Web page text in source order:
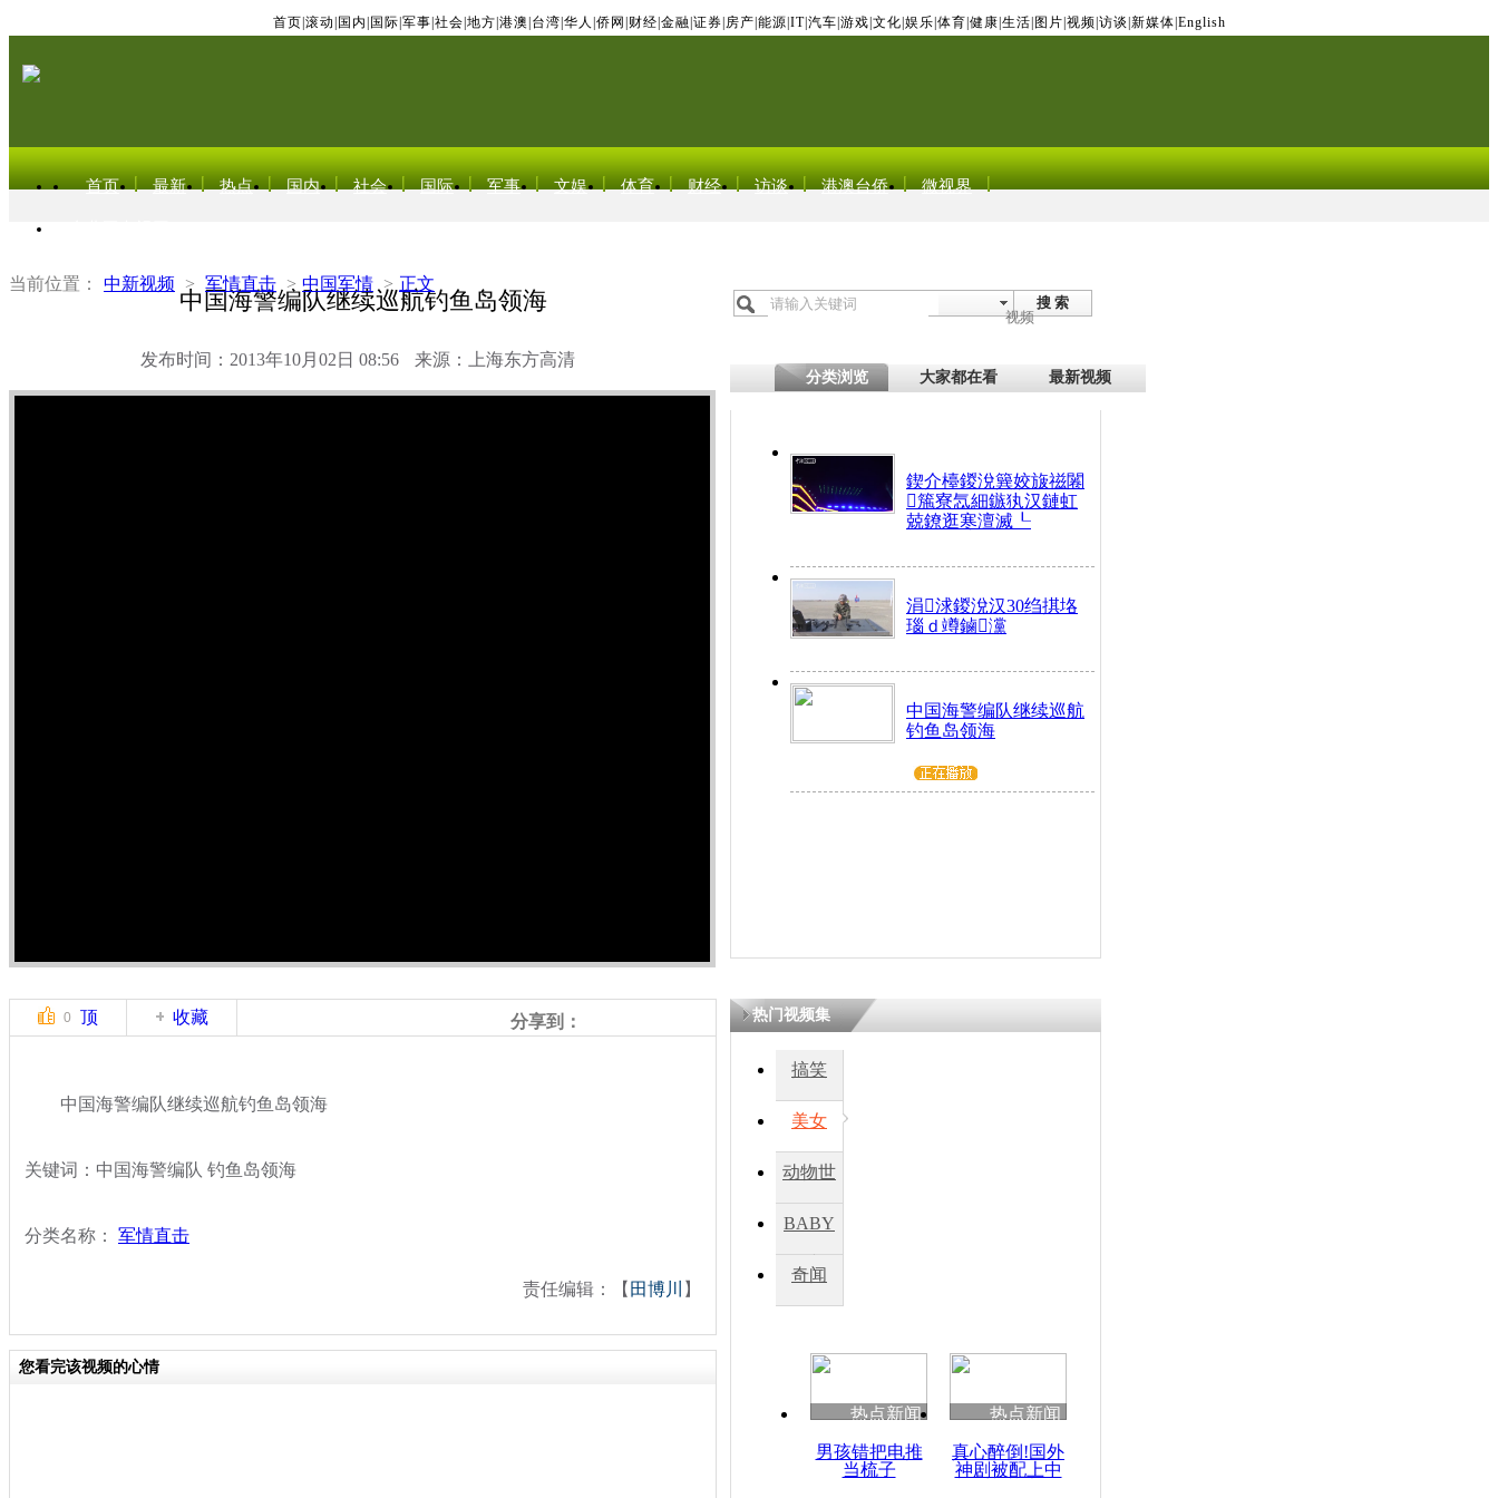
首页 滚动 国内 国际 军事 社会 地方 港澳 台湾 华人 侨网 财经 金融 证券 房产 能源 IT| 汽车 游戏 文化 娱乐 体育 健康 生活 图片 视频 访谈 新媒体 English
首页 最新 热点 国内 社会 国际 军事 文娱 体育 财经 访谈 港澳台侨 微视界
当前位置： 中新视频 > 军情直击 > 中国军情 > 正文
中国海警编队继续巡航钓鱼岛领海
发布时间：2013年10月02日 08:56 来源：上海东方高清
搜 索
视频
分类浏览 大家都在看 最新视频
鍥介檯鍐涗簨姣旇禌闂
箷寮忥細鏃犱汉鏈虹
兢鐐逛寒澶滅┖
涓浗鍐涗汉30绉掑垎
瑙ｄ竴鏀灙
中国海警编队继续巡航
钓鱼岛领海
0 顶 收藏 分享到：
中国海警编队继续巡航钓鱼岛领海
关键词：中国海警编队 钓鱼岛领海
分类名称： 军情直击
责任编辑：【 田博川 】
您看完该视频的心情
热门视频集
搞笑
美女
动物世
BABY
秀
奇闻
热点新闻
男孩错把电推
当梳子
热点新闻
真心醉倒!国外
神剧被配上中